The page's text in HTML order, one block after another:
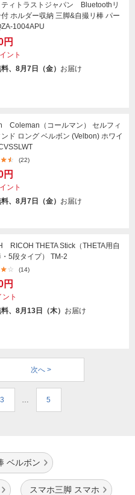
ティトラストジャパン Bluetoothリ
ホルダー収納 三脚&自撮リ棒 パー
1004APU
円
ント
、8月7日（金） お届け
Coleman（コールマン） セルフィ
ド ロング ベルボン (Velbon) ホワイ
(22)
円
ント
、8月7日（金） お届け
RICOH THETA Stick（THETA用自
5段タイプ） TM-2
(14)
円
ト
、8月13日（木） お届け
次へ >
3 … 5
ベルボン
スマホ三脚 スマホ